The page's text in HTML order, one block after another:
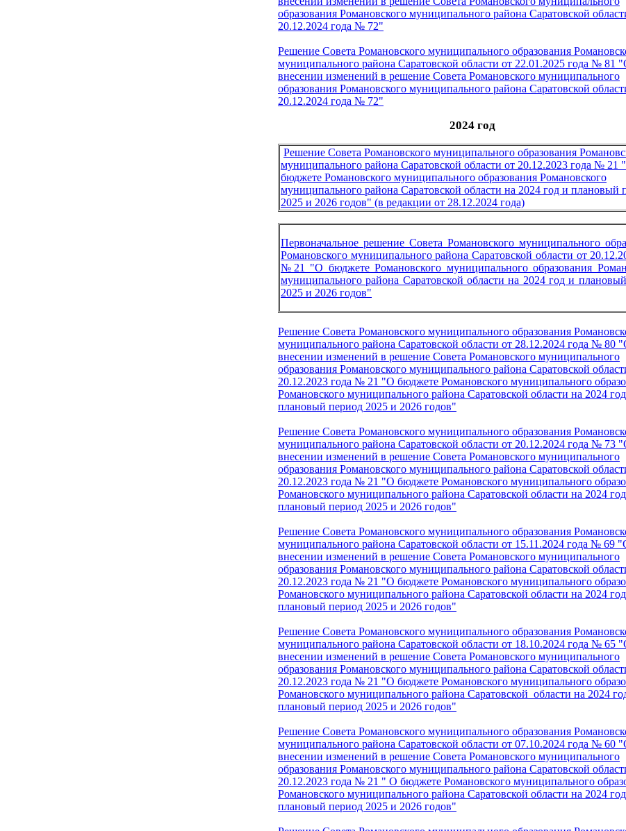
образования Романовского муниципального района Саратовской
20.12.2024 года № 72"
Решение Совета Романовского муниципального образования
муниципального района Саратовской области от 22.01.2025 года № 81
внесении изменений в решение Совета Романовского муниципального
образования Романовского муниципального района Саратовской
20.12.2024 года № 72"
2024 год
Решение Совета Романовского муниципального образования
муниципального района Саратовской области от 20.12.2023 года № 21
бюджете Романовского муниципального образования Романовского
муниципального района Саратовской области на 2024 год и плановый
2025 и 2026 годов" (в редакции от 28.12.2024 года)
Первоначальное решение Совета Романовского муниципального
Романовского муниципального района Саратовской области от
№21 "О бюджете Романовского муниципального образования
муниципального района Саратовской области на 2024 год и
2025 и 2026 годов"
Решение Совета Романовского муниципального образования
муниципального района Саратовской области от 28.12.2024 года № 80
внесении изменений в решение Совета Романовского муниципального
образования Романовского муниципального района Саратовской
20.12.2023 года № 21 "О бюджете Романовского муниципального
Романовского муниципального района Саратовской области на 2024
плановый период 2025 и 2026 годов"
Решение Совета Романовского муниципального образования
муниципального района Саратовской области от 20.12.2024 года № 73
внесении изменений в решение Совета Романовского муниципального
образования Романовского муниципального района Саратовской
20.12.2023 года № 21 "О бюджете Романовского муниципального
Романовского муниципального района Саратовской области на 2024
плановый период 2025 и 2026 годов"
Решение Совета Романовского муниципального образования
муниципального района Саратовской области от 15.11.2024 года № 69
внесении изменений в решение Совета Романовского муниципального
образования Романовского муниципального района Саратовской
20.12.2023 года № 21 "О бюджете Романовского муниципального
Романовского муниципального района Саратовской области на 2024
плановый период 2025 и 2026 годов"
Решение Совета Романовского муниципального образования Р
муниципального района Саратовской области от 18.10.2024 года № 65
внесении изменений в решение Совета Романовского муниципального
образования Романовского муниципального района Саратовской
20.12.2023 года № 21 "О бюджете Романовского муниципального
Романовского муниципального района Саратовской области на 2024
плановый период 2025 и 2026 годов"
Решение Совета Романовского муниципального образования
муниципального района Саратовской области от 07.10.2024 года № 60
внесении изменений в решение Совета Романовского муниципального
образования Романовского муниципального района Саратовской
20.12.2023 года № 21 " О бюджете Романовского муниципального
Романовского муниципального района Саратовской области на 2024
плановый период 2025 и 2026 годов"